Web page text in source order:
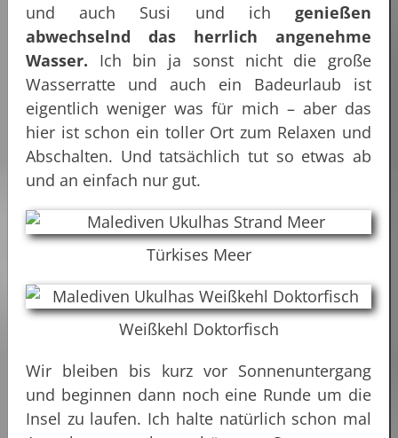
und auch Susi und ich genießen
abwechselnd das herrlich angenehme
Wasser. Ich bin ja sonst nicht die große
Wasserratte und auch ein Badeurlaub ist
eigentlich weniger was für mich – aber das
hier ist schon ein toller Ort zum Relaxen und
Abschalten. Und tatsächlich tut so etwas ab
und an einfach nur gut.
Türkises Meer
Weißkehl Doktorfisch
Wir bleiben bis kurz vor Sonnenuntergang
und beginnen dann noch eine Runde um die
Insel zu laufen. Ich halte natürlich schon mal